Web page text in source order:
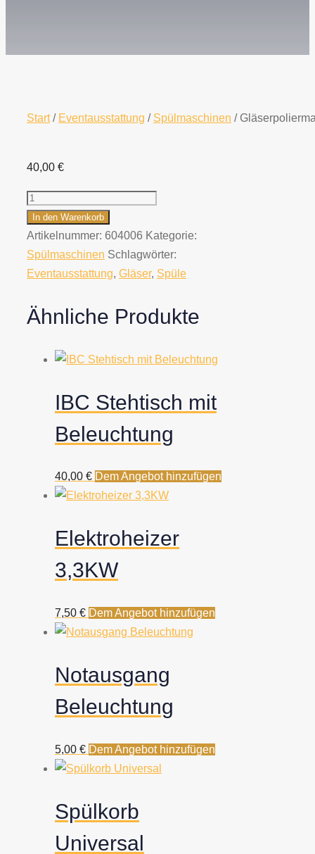
Start/ Eventausstattung / Spülmaschinen /
40,00 €
Gläserpoliermaschine
Menge
In den Warenkorb
Artikelnummer: 604006 Kategorie:
Spülmaschinen Schlagwörter:
Eventausstattung, Gläser, Spüle
Ähnliche Produkte
IBC Stehtisch mit
Beleuchtung
40,00 € Dem Angebot hinzufügen
Elektroheizer
3,3KW
7,50 € Dem Angebot hinzufügen
Notausgang
Beleuchtung
5,00 € Dem Angebot hinzufügen
Spülkorb
Universal